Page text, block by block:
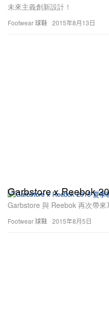
Footwear 球鞋
未來主義創新設計！
2015年8月13日
Footwear 球鞋
Garbstore x Reebok
Garbstore 與 Reebok 再次帶來
2015年8月5日